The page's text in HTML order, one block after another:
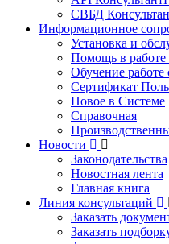
СВБД
Информационное
Установка и
Помощь в работе
Обучение работе
Сертификат
Новое в Системе
Справочная
Новости
Законодательства
Новостная лента
Главная книга
Линия консультаций
Заказать
Заказать